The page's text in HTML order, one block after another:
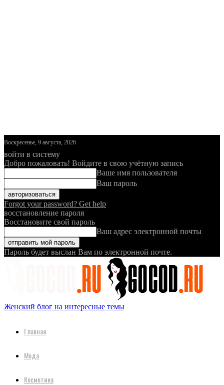
Воскресенье, 9 августа, 2026
войти в систему
Добро пожаловать! Войдите в свою учётную запись
Ваше имя пользователя
Ваш пароль
Forgot your password? Get help
восстановление пароля
Восстановите свой пароль
Ваш адрес электронной почты
Пароль будет выслан Вам по электронной почте.
Женский блог на интересные темы
Главная
Мода
Косметика